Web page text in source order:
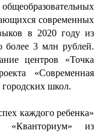
современных
в 2020 году из
более 3 млн рублей.
центров «Точка
«Современная
городских школ.
каждого ребенка»
«Кванториум» из